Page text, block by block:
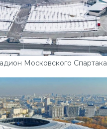
Московского Спартака